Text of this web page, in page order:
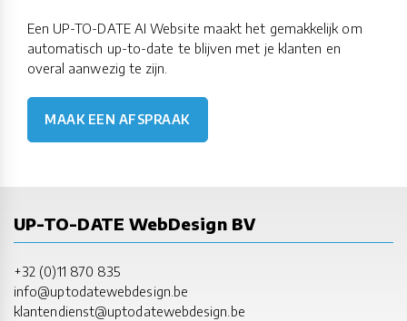
Een UP-TO-DATE AI Website maakt het gemakkelijk om
automatisch up-to-date te blijven met je klanten en
overal aanwezig te zijn.
MAAK EEN AFSPRAAK
UP-TO-DATE WebDesign BV
+32 (0)11 870 835
info@uptodatewebdesign.be
klantendienst@uptodatewebdesign.be